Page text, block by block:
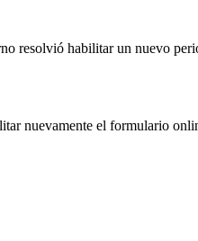
resolvió habilitar un nuevo
nuevamente el formulario